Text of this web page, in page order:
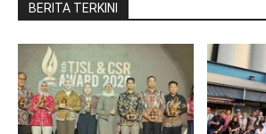
BERITA TERKINI